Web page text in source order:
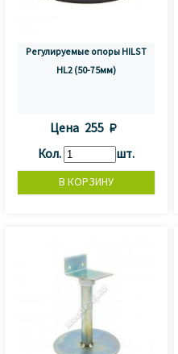
Регулируемые опоры HILST
HL2 (50-75мм)
Цена 255 
Кол.
шт.